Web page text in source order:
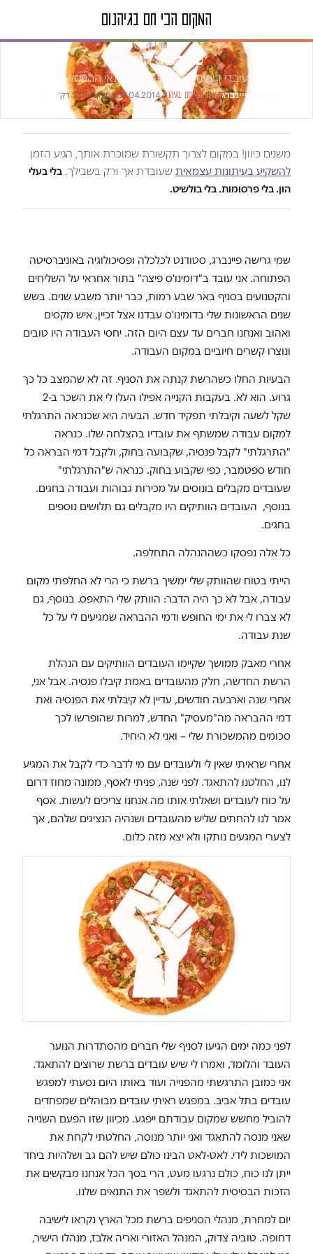
טור דעה
פיצה בלי תוספות
לעובדי דומינו'ס פיצה נמאס מתנאי ההעסקה
גרישה פיינברג·המקום הכי חם בגיהנום·
03.04.2014
·זמן קריאה 3 דק׳
משנים כיוון! במקום לצרוך תקשורת שמוכרת אותך, הגיע הזמן
להשקיע בעיתונות עצמאית שעובדת אך ורק בשבילך. בלי בעלי
הון. בלי פרסומות. בלי בולשיט.
שמי גרישה פיינברג, סטודנט לכלכלה ופסיכולוגיה באוניברסיטה
הפתוחה. אני עובד ב"דומינו'ס פיצה" בתור אחראי על השליחים
והקטנועים בסניף באר שבע רמות, כבר יותר משבע שנים. בשש
שנים הראשונות שלי בדומינו'ס עבדנו אצל זכיין, איש מקסים
ואהוב ואנחנו חברים עד עצם היום הזה. יחסי העבודה היו טובים
ונוצרו קשרים חיוביים במקום העבודה.
הבעיות החלו כשהרשת קנתה את הסניף. זה לא שהמצב כל כך
גרוע. הוא לא. בעקבות הקנייה אפילו העלו לי את השכר ב-2
שקל לשעה וקיבלתי תפקיד חדש. הבעיה היא שכנראה התרגלתי
למקום עבודה שמשתף את עובדיו בהצלחה שלו. כנראה
"התרגלתי" לקבל פנסיה, שקבועה בחוק, ולקבל דמי הבראה כל
חודש ספטמבר, כפי שקבוע בחוק. כנראה ש"התרגלתי"
שעובדים מקבלים בונוסים על מכירות גבוהות ועבודה בחגים.
בנוסף, העובדים הוותיקים היו מקבלים גם תלושים נוספים
בחגים.
כל אלה נפסקו כשההנהלה התחלפה.
הייתי בטוח שהוותק שלי ימשיך ברשת כי הרי לא החלפתי מקום
עבודה, אבל לא כך היה הדבר: הוותק שלי התאפס. בנוסף, גם
לא צברו לי את ימי החופש ודמי ההבראה שמגיעים לי על כל
שנת עבודה.
אחרי מאבק ממושך שקיימו העובדים הוותיקים עם הנהלת
הרשת החדשה, חלק מהעובדים באמת קיבלו פנסיה. אבל אני,
אחרי שנה וארבעה חודשים, עדיין לא קיבלתי את הפנסיה ואת
דמי ההבראה מה"מעסיק" החדש, למרות שהופרשו לכך
סכומים מהמשכורת שלי – ואני לא היחיד.
אחרי שראיתי שאין לי ולעובדים עם מי לדבר כדי לקבל את המגיע
לנו, החלטנו להתאגד. לפני שנה, פניתי לאסף, ממונה מחוז דרום
על כוח לעובדים ושאלתי אותו מה אנחנו צריכים לעשות. אסף
אמר לנו להחתים שליש מהעובדים ושנהיה הנציגים שלהם, אך
לצערי המגעים נותקו ולא יצא מזה כלום.
לפני כמה ימים הגיעו לסניף שלי חברים מהסתדרות הנוער
העובד והלומד, ואמרו לי שיש עובדים ברשת שרוצים להתאגד.
אני כמובן התרגשתי מהפנייה ועוד באותו היום נסעתי למפגש
עובדים בתל אביב. במפגש ראיתי עובדים מבוהלים שמפחדים
להוביל מחשש שמקום עבודתם ייפגע. מכיוון שזו הפעם השנייה
שאני מנסה להתאגד ואני יותר מנוסה, החלטתי לקחת את
המושכות לידי. לאט-לאט הבינו כולם שיש להם גב ושלהיות ביחד
ייתן לנו כוח, כולם נרגעו מעט, הרי בסך הכל אנחנו מבקשים את
הזכות הבסיסית להתאגד ולשפר את התנאים שלנו.
יום למחרת, מנהלי הסניפים ברשת מכל הארץ נקראו לישיבה
דחופה. טוביה צדוק, המנהל האזורי ואריה אלבז, מנהלו הישיר,